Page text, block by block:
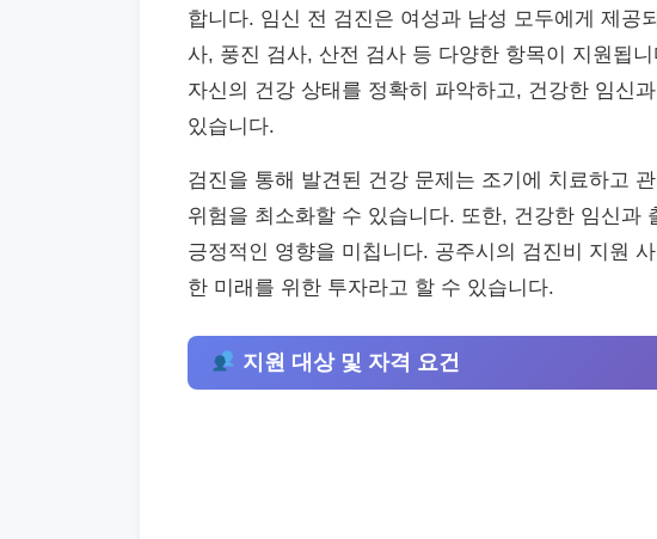
합니다. 임신 전 검진은 여성과 남성 모두에게 제공
사, 풍진 검사, 산전 검사 등 다양한 항목이 지원됩
자신의 건강 상태를 정확히 파악하고, 건강한 임신
있습니다.
검진을 통해 발견된 건강 문제는 조기에 치료하고
위험을 최소화할 수 있습니다. 또한, 건강한 임신과
긍정적인 영향을 미칩니다. 공주시의 검진비 지원
한 미래를 위한 투자라고 할 수 있습니다.
지원 대상 및 자격 요건